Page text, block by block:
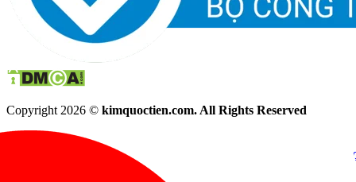
Copyright 2026 © kimquoctien.com. All Rights Reserved
(8h00 - 21h30)
(8h00 -